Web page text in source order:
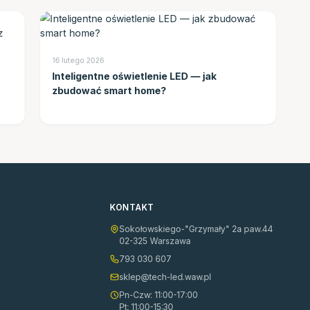
16 lutego 2026
Inteligentne oświetlenie LED — jak
zbudować smart home?
KONTAKT
Sokołowskiego-"Grzymały" 2a paw.44
02-325 Warszawa
793 030 607
sklep@tech-led.waw.pl
Pn-Czw: 11:00-17:00
Pt: 11:00-15:30